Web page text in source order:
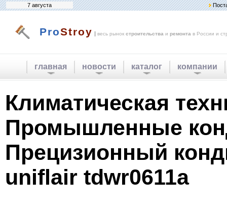
7 августа
ProStroy | весь рынок строительства и ремонта в России и
главная новости каталог компании
Климатическая
Промышленные
Прецизионный
uniflair tdwr0611a